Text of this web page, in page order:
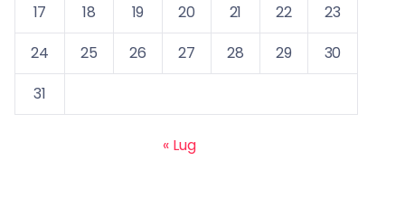
17
18 19 20 21 22
23
24
25 26 27 28 29
30
31
« Lug